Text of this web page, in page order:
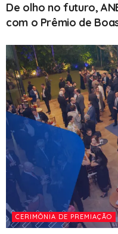
De olho no futuro,
com o Prêmio de
CERIMÔNIA DE PREMIAÇÃO